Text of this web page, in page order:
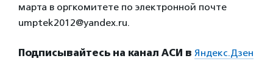
марта в оргкомитете по электронной почте
umptek2012@yandex.ru.
Подписывайтесь на канал АСИ в Яндекс.Дзен